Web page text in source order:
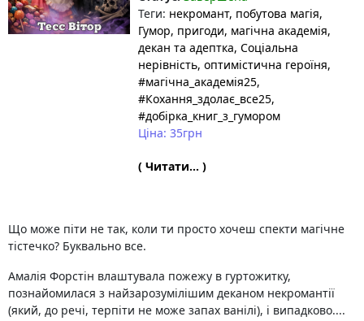
Теги: некромант, побутова магія,
Гумор, пригоди, магічна академія,
декан та адептка, Соціальна
нерівність, оптимістична героїня,
#магічна_академія25,
#Кохання_здолає_все25,
#добірка_книг_з_гумором
Ціна: 35грн
( Читати... )
Що може піти не так, коли ти просто хочеш спекти магічне
тістечко? Буквально все.
Амалія Форстін влаштувала пожежу в гуртожитку,
познайомилася з найзарозумілішим деканом некромантії
(який, до речі, терпіти не може запах ванілі), і випадково....